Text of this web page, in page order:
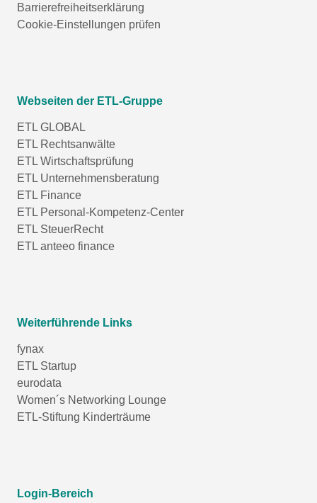
Barrierefreiheitserklärung
Cookie-Einstellungen prüfen
Webseiten der ETL-Gruppe
ETL GLOBAL
ETL Rechtsanwälte
ETL Wirtschaftsprüfung
ETL Unternehmensberatung
ETL Finance
ETL Personal-Kompetenz-Center
ETL SteuerRecht
ETL anteeo finance
Weiterführende Links
fynax
ETL Startup
eurodata
Women´s Networking Lounge
ETL-Stiftung Kinderträume
Login-Bereich